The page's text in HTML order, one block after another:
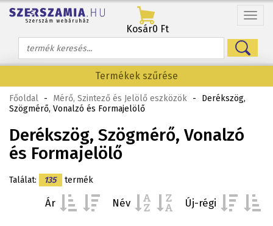
Menü
Kosár0 Ft
Termékek szűrése
Főoldal - Mérő, Szintező és Jelölő eszközök -
Derékszög,
Szögmérő, Vonalzó és Formajelölő
Derékszög, Szögmérő, Vonalzó
és Formajelölő
Találat: 135 termék
Ár Név Új-régi